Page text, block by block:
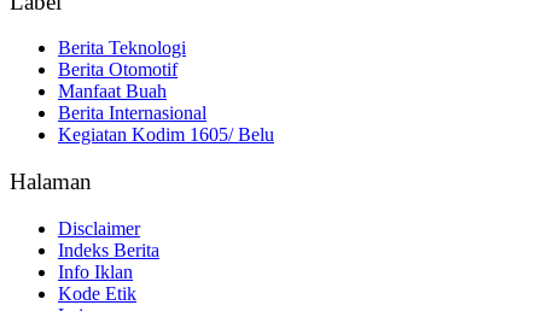
Berita Teknologi
Berita Otomotif
Manfaat Buah
Berita Internasional
Kegiatan Kodim 1605/ Belu
Halaman
Disclaimer
Indeks Berita
Info Iklan
Kode Etik